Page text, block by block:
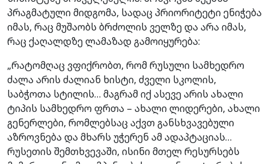
პრაგმატული მიდგომა, სადაც პრიორიტეტი ენიჭება
იმას, რაც მუშაობს ბრძოლის ველზე და არა იმას,
რაც ქაღალდზე ლამაზად გამოიყურება:
„რატომღაც ვფიქრობთ, რომ რუსული სამხედრო
ძალა არის ძალიან ხისტი, ძველი სკოლის,
საბჭოთა სტილის… მაგრამ იქ ასევე არის ახალი
ტიპის სამხედრო ფრთა – ახალი ლიდერები, ახალი
გენერლები, რომლებსაც აქვთ განსხვავებული
აზროვნება და მხარს უჭერენ ამ ადაპტაციას…
რუსეთის შემთხვევაში, ისინი მთელ რესურსებს